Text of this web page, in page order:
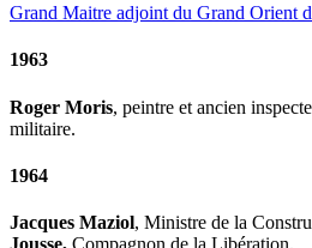
Grand Maitre adjoint du Grand Orient
1963
Roger Moris, peintre et ancien
militaire.
1964
Jacques Maziol, Ministre de la